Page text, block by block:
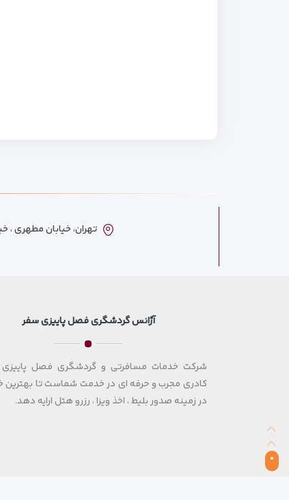
تهران، خیابان مطهری ، خیابان
آژانس گردشگری فصل پاییزی سفر
شرکت خدمات مسافرتی و گردشگری فصل
کادری مجرب و حرفه ای در خدمت شماست تا بهترین
در زمینه صدور بلیط ، اخذ ویزا ، رزرو هتل ارایه دهد.